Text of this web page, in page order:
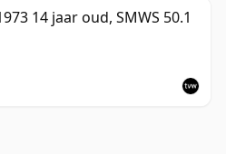
14 jaar oud, SMWS 50.1